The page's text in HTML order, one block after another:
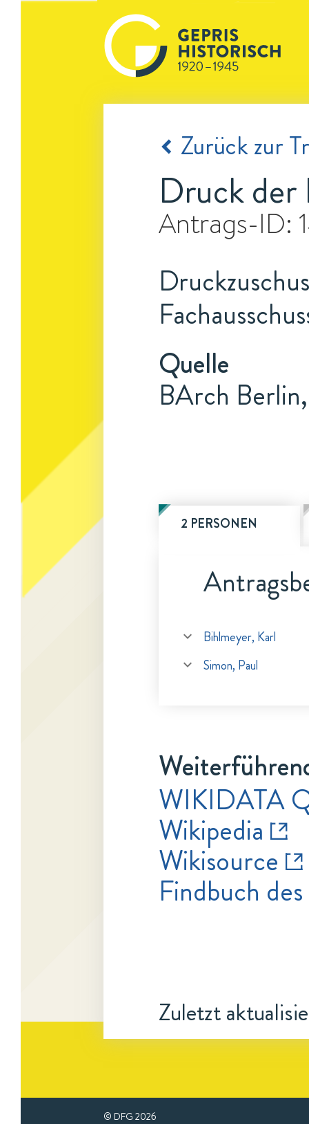
Zurück zur
Druck der
Antrags-ID:
Quelle
BArch
2 PERSONEN
Bihlmeyer, Karl
Simon, Paul
WIKIDATA
Wikipedia
Wikisource
Findbuch
Zuletzt
© DFG 2026